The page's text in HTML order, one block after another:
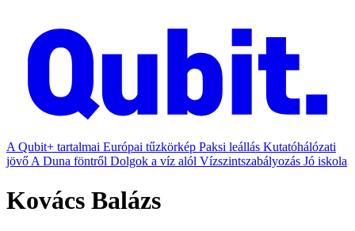
A Qubit+ tartalmai Európai tűzkörkép Paksi leállás Kutatóhálózati
jövő A Duna föntről Dolgok a víz alól Vízszintszabályozás Jó iskola
Kovács Balázs